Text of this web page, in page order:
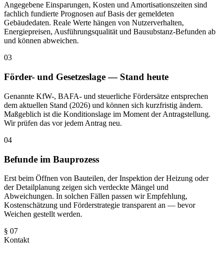
Angegebene Einsparungen, Kosten und Amortisationszeiten sind
fachlich fundierte Prognosen auf Basis der gemeldeten
Gebäudedaten. Reale Werte hängen von Nutzerverhalten,
Energiepreisen, Ausführungsqualität und Bausubstanz-Befunden ab
und können abweichen.
03
Förder- und Gesetzeslage — Stand heute
Genannte KfW-, BAFA- und steuerliche Fördersätze entsprechen
dem aktuellen Stand (2026) und können sich kurzfristig ändern.
Maßgeblich ist die Konditionslage im Moment der Antragstellung.
Wir prüfen das vor jedem Antrag neu.
04
Befunde im Bauprozess
Erst beim Öffnen von Bauteilen, der Inspektion der Heizung oder
der Detailplanung zeigen sich verdeckte Mängel und
Abweichungen. In solchen Fällen passen wir Empfehlung,
Kostenschätzung und Förderstrategie transparent an — bevor
Weichen gestellt werden.
§ 07
Kontakt